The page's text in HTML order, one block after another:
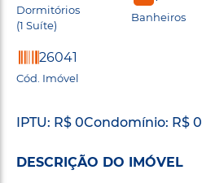
Dormitórios
(1 Suíte)
Banheiros
26041
Cód. Imóvel
IPTU: R$ 0Condomínio: R$ 0
DESCRIÇÃO DO IMÓVEL